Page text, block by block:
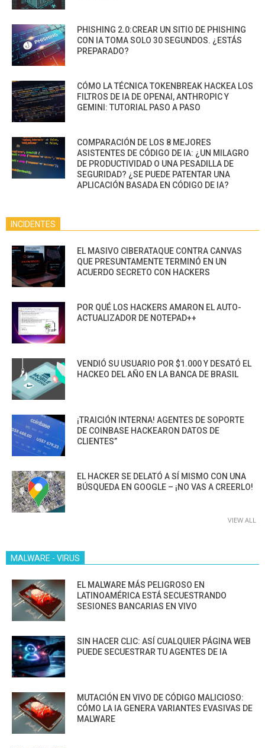
PHISHING 2.0:CREAR UN SITIO DE PHISHING
CON IA TOMA SOLO 30 SEGUNDOS. ¿ESTÁS
PREPARADO?
CÓMO LA TÉCNICA TOKENBREAK HACKEA LOS
FILTROS DE IA DE OPENAI, ANTHROPIC Y
GEMINI: TUTORIAL PASO A PASO
COMPARACIÓN DE LOS 8 MEJORES
ASISTENTES DE CÓDIGO DE IA: ¿UN MILAGRO
DE PRODUCTIVIDAD O UNA PESADILLA DE
SEGURIDAD? ¿SE PUEDE PATENTAR UNA
APLICACIÓN BASADA EN CÓDIGO DE IA?
INCIDENTES
EL MASIVO CIBERATAQUE CONTRA CANVAS
QUE PRESUNTAMENTE TERMINÓ EN UN
ACUERDO SECRETO CON HACKERS
POR QUÉ LOS HACKERS AMARON EL AUTO-
ACTUALIZADOR DE NOTEPAD++
VENDIÓ SU USUARIO POR $1.000 Y DESATÓ EL
HACKEO DEL AÑO EN LA BANCA DE BRASIL
¡TRAICIÓN INTERNA! AGENTES DE SOPORTE
DE COINBASE HACKEARON DATOS DE
CLIENTES”
EL HACKER SE DELATÓ A SÍ MISMO CON UNA
BÚSQUEDA EN GOOGLE – ¡NO VAS A CREERLO!
VIEW ALL
MALWARE - VIRUS
EL MALWARE MÁS PELIGROSO EN
LATINOAMÉRICA ESTÁ SECUESTRANDO
SESIONES BANCARIAS EN VIVO
SIN HACER CLIC: ASÍ CUALQUIER PÁGINA WEB
PUEDE SECUESTRAR TU AGENTES DE IA
MUTACIÓN EN VIVO DE CÓDIGO MALICIOSO:
CÓMO LA IA GENERA VARIANTES EVASIVAS DE
MALWARE